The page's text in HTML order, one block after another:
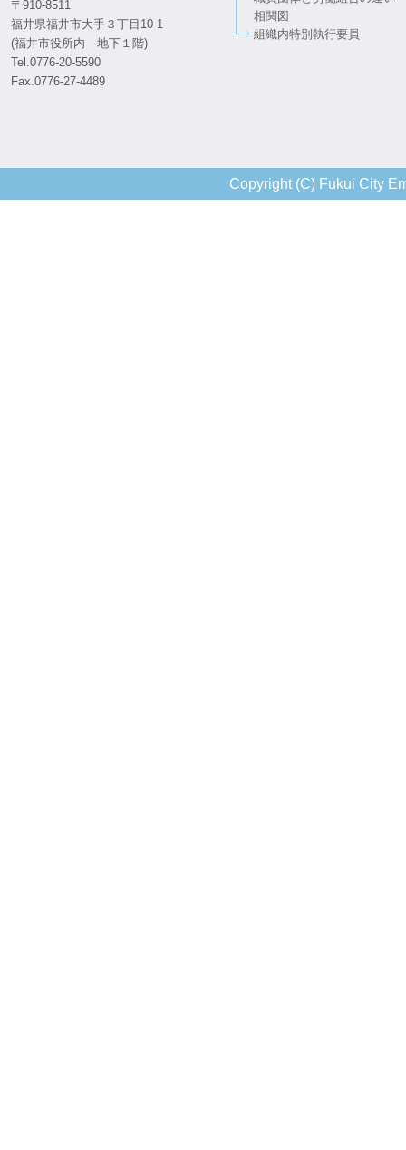
〒910-8511
福井県福井市大手３丁目10-1
(福井市役所内 地下１階)
Tel.0776-20-5590
Fax.0776-27-4489
相関図
組織内特別執行要員
Copyright (C) Fukui City